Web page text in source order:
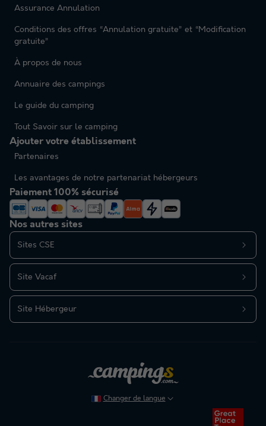
Nos autres sites
Sites CSE
Site Vacaf
Site Hébergeur
Assurance Annulation
Conditions des offres “Annulation gratuite” et “Modification
gratuite”
À propos de nous
Annuaire des campings
Le guide du camping
Tout Savoir sur le camping
Ajouter votre établissement
Partenaires
Les avantages de notre partenariat hébergeurs
Paiement 100% sécurisé
Changer de langue